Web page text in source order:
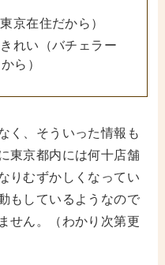
京在住だから）
れい（バチェラー
ら）
く、そういった情報も
東京都内には何十店舗
りむずかしくなってい
もしているようなので
せん。（わかり次第更